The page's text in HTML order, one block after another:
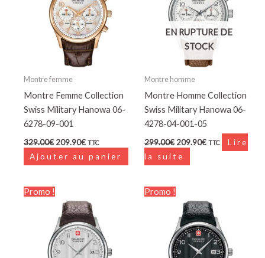
Montre femme
Montre Femme Collection
Swiss Military Hanowa 06-
6278-09-001
329.00€ 209.90€ TTC
Ajouter au panier
EN RUPTURE DE
STOCK
Montre homme
Montre Homme Collection
Swiss Military Hanowa 06-
4278-04-001-05
299.00€ 209.90€ TTC
Lire
la suite
Promo !
prix
initial
était :
249.00€.
prix
actuel
est :
152.90€.
Promo !
prix
initial
était :
229.00€.
prix
actuel
est :
139.90€.